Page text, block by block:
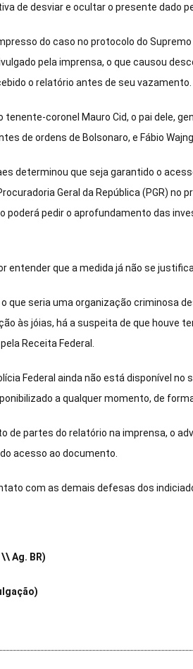
de desviar e ocultar o presente dado
do caso no protocolo do
pela imprensa, o que causou
o relatório antes de seu vazamento.
coronel Mauro Cid, o pai dele,
de ordens de Bolsonaro, e Fábio
determinou que seja garantido o
Geral da República (PGR)
poderá pedir o aprofundamento das
entender que a medida já não se
o que seria uma organização criminosa
às jóias, há a suspeita de que houve
Receita Federal.
Federal ainda não está disponível
a qualquer momento, de
de partes do relatório na imprensa, o
acesso ao documento.
com as demais defesas dos
\\ Ag. BR)